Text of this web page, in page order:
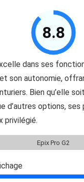
8.8
dans ses
son autonomie,
Bien qu’elle
d’autres options,
privilégié.
Epix Pro G2